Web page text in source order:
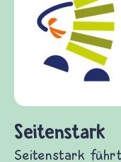
Fragen von
Gewalt
diesem
fragen.de
und Frieden,